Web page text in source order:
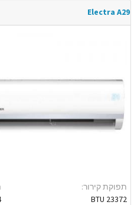
Electra A29
תפוקת קירור:
23372 BTU